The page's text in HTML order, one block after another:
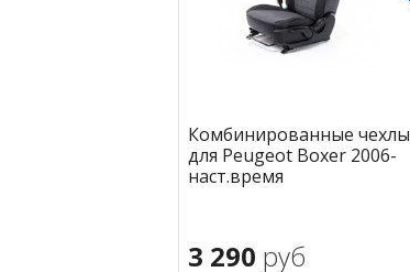
Комбинированные чехлы
для Peugeot Boxer 2006-
наст.время
3 290 руб